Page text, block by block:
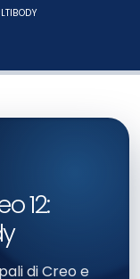
12:
di Creo e